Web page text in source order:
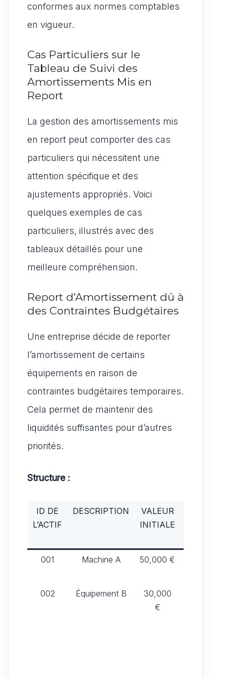
conformes aux normes comptables
en vigueur.
Cas Particuliers sur le
Tableau de Suivi des
Amortissements Mis en
Report
La gestion des amortissements mis
en report peut comporter des cas
particuliers qui nécessitent une
attention spécifique et des
ajustements appropriés. Voici
quelques exemples de cas
particuliers, illustrés avec des
tableaux détaillés pour une
meilleure compréhension.
Report d’Amortissement dû à
des Contraintes Budgétaires
Une entreprise décide de reporter
l’amortissement de certains
équipements en raison de
contraintes budgétaires temporaires.
Cela permet de maintenir des
liquidités suffisantes pour d’autres
priorités.
Structure :
ID DE
L’ACTIF
DESCRIPTION
VALEUR
INITIALE
001 Machine A 50,000 €
002 Équipement B
30,000
€